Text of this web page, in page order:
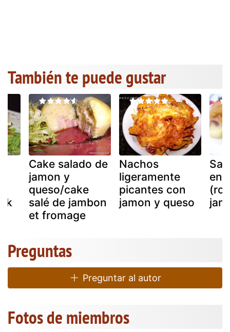
También te puede gustar
Cake salado de
jamon y
queso/cake
salé de jambon
et fromage
Nachos
ligeramente
picantes con
jamon y queso
Preguntas
Preguntar al autor
Fotos de miembros